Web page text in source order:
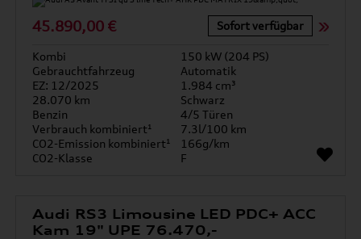
45.890,00 € Sofort verfügbar
Kombi
150 kW (204 PS)
Gebrauchtfahrzeug
Automatik
EZ: 12/2025
1.984 cm³
28.070 km
Schwarz
Benzin
4/5 Türen
Verbrauch kombiniert¹
7.3l/100 km
CO2-Emission kombiniert¹
166g/km
CO2-Klasse
F
Audi RS3 Limousine LED PDC+ ACC
Kam 19" UPE 76.470,-